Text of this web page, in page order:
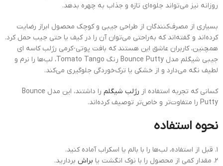
روزانه نیز می‌تواند جلوه‌ای تازه و جذاب به چهره بدهد.
بسیاری از مصرف‌کنندگان از طراحی جیبی و کوچک محصول ابراز رضایت
کرده‌اند و گفته‌اند که به‌راحتی می‌توان آن را در کیف یا حتی جیب حمل کرد.
همچنین، کاربران عاشق این هستند که بافت پوتی-کرمی رژلب کاسه ای
جیبی شیگلم مدل Bounce Putty رنگ Tomato Tango، لب‌ها را نرم و
لطیف نگه می‌دارد و از خشکی یا ترک‌خوردگی جلوگیری می‌کند.
کسانی که تجربه استفاده از رژلب شیگلم
را داشتند، این مدل Bounce
Putty را متفاوت‌تر و خاص‌تر توصیف کرده‌اند.
نحوه استفاده
۱. قبل از استفاده، لب‌ها را با بالم یا اسکراب آماده کنید.
۲. مقدار کمی از محصول را با نوک انگشت یا
براش بردارید.